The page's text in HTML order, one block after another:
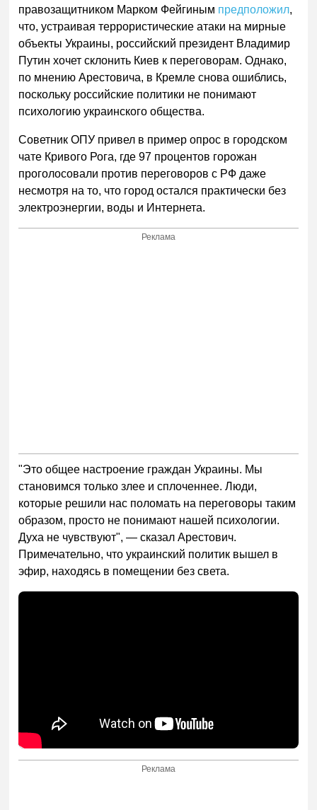
правозащитником Марком Фейгиным предположил,
что, устраивая террористические атаки на мирные
объекты Украины, российский президент Владимир
Путин хочет склонить Киев к переговорам. Однако,
по мнению Арестовича, в Кремле снова ошиблись,
поскольку российские политики не понимают
психологию украинского общества.
Советник ОПУ привел в пример опрос в городском
чате Кривого Рога, где 97 процентов горожан
проголосовали против переговоров с РФ даже
несмотря на то, что город остался практически без
электроэнергии, воды и Интернета.
Реклама
"Это общее настроение граждан Украины. Мы
становимся только злее и сплоченнее. Люди,
которые решили нас поломать на переговоры таким
образом, просто не понимают нашей психологии.
Духа не чувствуют", — сказал Арестович.
Примечательно, что украинский политик вышел в
эфир, находясь в помещении без света.
Реклама